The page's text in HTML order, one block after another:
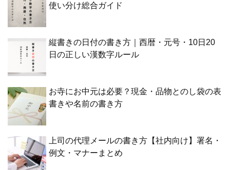
使い分け総合ガイド
縦書きの日付の書き方｜西暦・元号・10日20
日の正しい漢数字ルール
お寺にお中元は必要？現金・品物とのし袋の表
書きや名前の書き方
上司の代理メールの書き方【社内向け】署名・
例文・マナーまとめ